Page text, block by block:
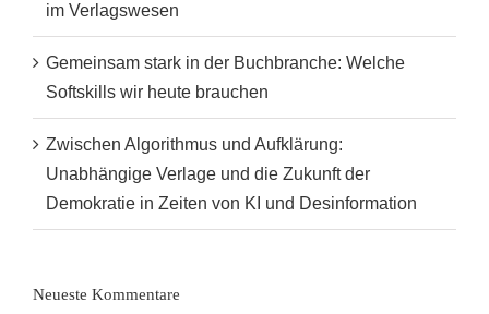
im Verlagswesen
Gemeinsam stark in der Buchbranche: Welche
Softskills wir heute brauchen
Zwischen Algorithmus und Aufklärung:
Unabhängige Verlage und die Zukunft der
Demokratie in Zeiten von KI und Desinformation
Neueste Kommentare